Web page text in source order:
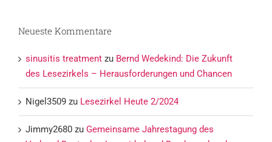
Neueste Kommentare
sinusitis treatment zu Bernd Wedekind: Die Zukunft
des Lesezirkels – Herausforderungen und Chancen
Nigel3509 zu Lesezirkel Heute 2/2024
Jimmy2680 zu Gemeinsame Jahrestagung des